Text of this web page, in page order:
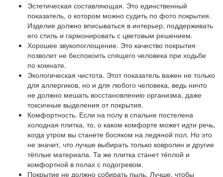
Эстетическая составляющая. Это единственный
показатель, о котором можно судить по фото покрытия.
Изделие должно вписываться в интерьер, поддерживать
его стиль и гармонировать с цветовым решением.
Хорошее звукопоглощение. Это качество покрытия
позволит не беспокоить спящего человека при ходьбе
по комнате.
Экологическая чистота. Этот показатель важен не только
для аллергиков, но и для любого человека, ведь ничто
не должно мешать восстановлению организма, даже
токсичные выделения от покрытия.
Комфортность. Если на полу в спальне постелена
холодная плитка, то, о каком комфорте может идти речь,
когда утром вы станете босяком на ледяной пол. Но это
не значит, что лучше выбирать только ковролин и другие
тёплые материала. Та же плитка станет тёплой и
комфортной в полах с подогревом.
Покрытие не должно собирать пыль. Лучше, чтобы